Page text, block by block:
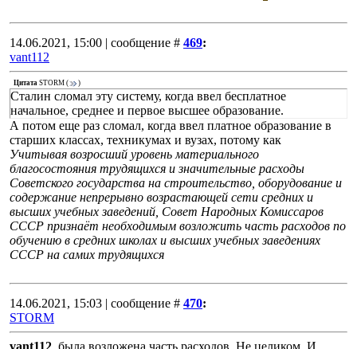
14.06.2021, 15:00 | сообщение # 469:
vant112
Цитата STORM ( )
Сталин сломал эту систему, когда ввел бесплатное
начальное, среднее и первое высшее образование.
А потом еще раз сломал, когда ввел платное образование в
старших классах, техникумах и вузах, потому как
Учитывая возросший уровень материального
благосостояния трудящихся и значительные расходы
Советского государства на строительство, оборудование и
содержание непрерывно возрастающей сети средних и
высших учебных заведений, Совет Народных Комиссаров
СССР признаёт необходимым возложить часть расходов по
обучению в средних школах и высших учебных заведениях
СССР на самих трудящихся
14.06.2021, 15:03 | сообщение # 470:
STORM
vant112 , была возложена часть расходов. Не целиком. И